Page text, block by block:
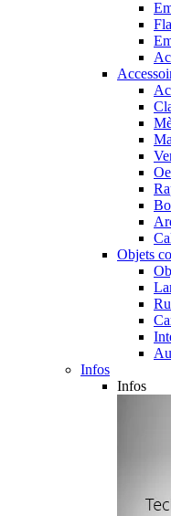
Objets
Infos
Infos